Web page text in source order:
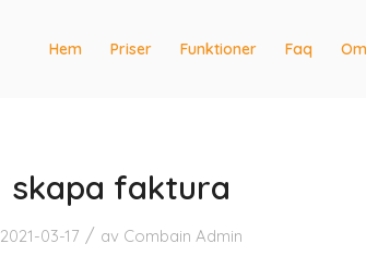
Hem Priser Funktioner Faq
skapa faktura
2021-03-17 / av Combain Admin